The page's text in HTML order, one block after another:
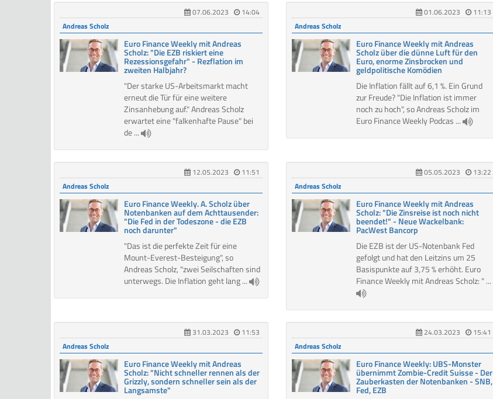
07.06.2023
14:04
Andreas Scholz
Euro Finance Weekly mit Andreas
Scholz: "Die EZB riskiert eine
Rezessionsgefahr" - Rezflation im
zweiten Halbjahr?
"Der starke US-Arbeitsmarkt macht
erneut die Tür für eine weitere
Zinsanhebung auf." Andreas Scholz
erwartet eine "falkenhafte Pause" bei
de ...
01.06.2023
11:13
Andreas Scholz
Euro Finance Weekly mit Andreas
Scholz über die dünne Luft für den
Euro, enorme Zinsbrocken und
geldpolitische Komödien
Die Inflation fällt auf 6,1 %. Ein Grund
zur Freude? "Die Inflation ist immer
noch zu hoch", so Andreas Scholz im
Euro Finance Weekly Podcas ...
12.05.2023
11:51
Andreas Scholz
Euro Finance Weekly. A. Scholz über
Notenbanken auf dem Achttausender:
"Die Fed in der Todeszone - die EZB
noch darunter"
"Das ist die perfekte Zeit für eine
Mount-Everest-Besteigung", so
Andreas Scholz, "zwei Seilschaften sind
unterwegs. Die Inflation geht lang ...
05.05.2023
13:22
Andreas Scholz
Euro Finance Weekly mit Andreas
Scholz: "Die Zinsreise ist noch nicht
beendet!" - Neue Wackelbank:
PacWest Bancorp
Die EZB ist der US-Notenbank Fed
gefolgt und hat den Leitzins um 25
Basispunkte auf 3,75 % erhöht. Euro
Finance Weekly mit Andreas Scholz: " ...
31.03.2023
11:53
Andreas Scholz
Euro Finance Weekly mit Andreas
Scholz: "Nicht schneller rennen als der
Grizzly, sondern schneller sein als der
Langsamste"
24.03.2023
15:41
Andreas Scholz
Euro Finance Weekly: UBS-Monster
übernimmt Zombie-Credit Suisse - Der
Zauberkasten der Notenbanken - SNB,
Fed, EZB